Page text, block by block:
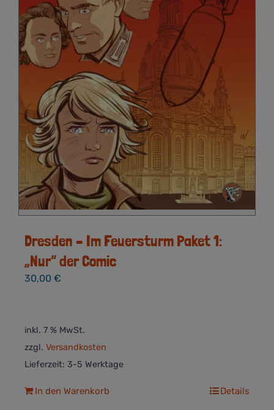
Dresden – Im Feuersturm Paket 1:
„Nur“ der Comic
30,00 €
inkl. 7 % MwSt.
zzgl. Versandkosten
Lieferzeit: 3-5 Werktage
In den Warenkorb Details